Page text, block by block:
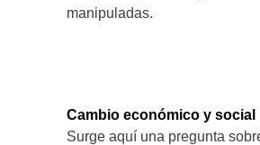
manipuladas.
Cambio económico y social
Surge aquí una pregunta